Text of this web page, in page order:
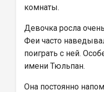
комнаты.
Девочка росла
Феи часто
поиграть с ней.
имени Тюльпан.
Она постоянно